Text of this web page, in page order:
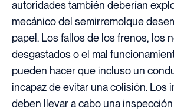
autoridades también deberían
mecánico del semirremolque
papel. Los fallos de los frenos, los
desgastados o el mal
pueden hacer que incluso un
incapaz de evitar una colisión. Los
deben llevar a cabo una